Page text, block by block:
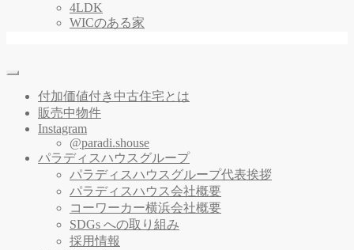
4LDK
WICのある家
付加価値付き中古住宅とは
販売中物件
Instagram
@paradi.shouse
パラディスハウスグループ
パラディスハウスグループ代表挨拶
パラディスハウス会社概要
コーワーカー横浜会社概要
SDGs への取り組み
採用情報